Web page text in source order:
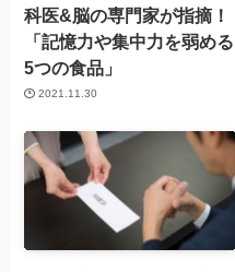
科医&脳の専門家が指摘！
「記憶力や集中力を弱める
5つの食品」
2021.11.30